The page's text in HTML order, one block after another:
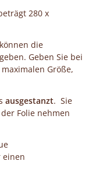
280 x
die
Geben Sie bei
Größe,
ausgestanzt. Sie
Folie nehmen
einen